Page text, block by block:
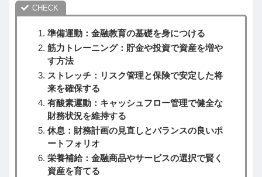
準備運動：金融教育の基礎を身につける
筋力トレーニング：貯金や投資で資産を増や
す方法
ストレッチ：リスク管理と保険で安定した将
来を確保する
有酸素運動：キャッシュフロー管理で健全な
財務状況を維持する
休息：財務計画の見直しとバランスの良いポ
ートフォリオ
栄養補給：金融商品やサービスの選択で賢く
資産を育てる